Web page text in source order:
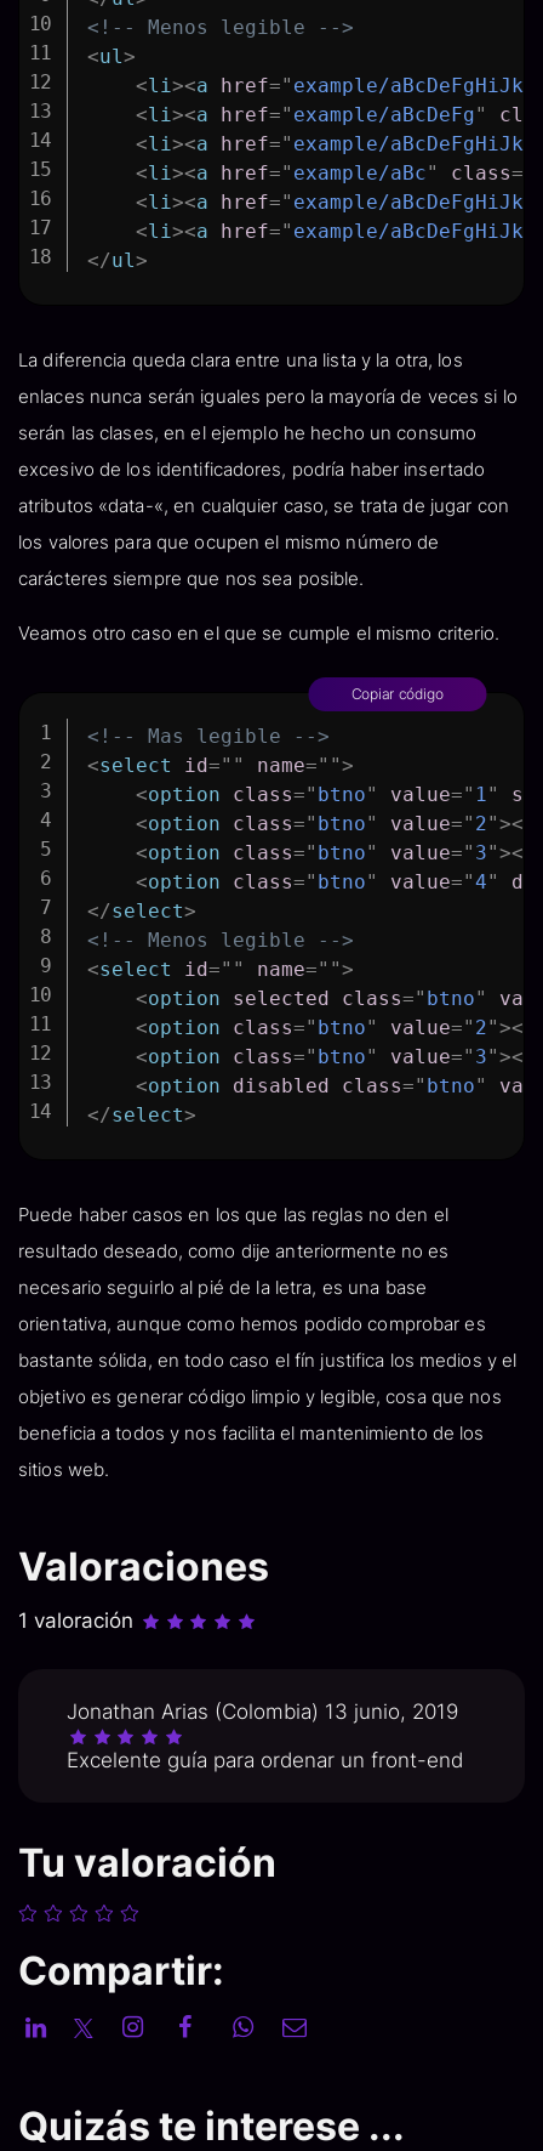
<!-- Menos legible -->
<ul>
<li><a href=" example/
<li><a href=" example/aBcDeFg"
<li><a href=" example/
<li><a href=" example/aBc" class=
<li><a href=" example/aBcDeFgHiJk
<li><a href=" example/
</ul>
La diferencia queda clara entre una lista y la otra, los
enlaces nunca serán iguales pero la mayoría de veces si lo
serán las clases, en el ejemplo he hecho un consumo
excesivo de los identificadores, podría haber insertado
atributos «data-«, en cualquier caso, se trata de jugar con
los valores para que ocupen el mismo número de
carácteres siempre que nos sea posible.
Veamos otro caso en el que se cumple el mismo criterio.
Copiar código
<!-- Mas legible -->
<select id=" " name=" ">
<option class=" btno" value=" 1"
<option class=" btno" value=" 2"></
<option class=" btno" value=" 3"></
<option class=" btno" value="4"
</select>
<!-- Menos legible -->
<select id=" " name=" ">
<option selected class=" btno"
<option class=" btno" value=" 2"></
<option class=" btno" value=" 3"></
<option disabled class=" btno"
</select>
Puede haber casos en los que las reglas no den el
resultado deseado, como dije anteriormente no es
necesario seguirlo al pié de la letra, es una base
orientativa, aunque como hemos podido comprobar es
bastante sólida, en todo caso el fín justifica los medios y el
objetivo es generar código limpio y legible, cosa que nos
beneficia a todos y nos facilita el mantenimiento de los
sitios web.
Valoraciones
1 valoración
Jonathan Arias (Colombia) 13 junio, 2019
Excelente guía para ordenar un front-end
Tu valoración
Compartir:
Quizás te interese ...